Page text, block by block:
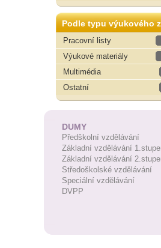
Podle typu výukového
Pracovní listy
Výukové materiály
Multimédia
Ostatní
DUMY
Předškolní vzdělávání
Základní vzdělávání
Základní vzdělávání
Středoškolské vzdělávání
Speciální vzdělávání
DVPP